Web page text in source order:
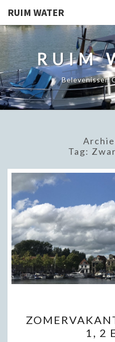
RUIM WATER
RUIM
Belevenissen
Tag:
1, 2